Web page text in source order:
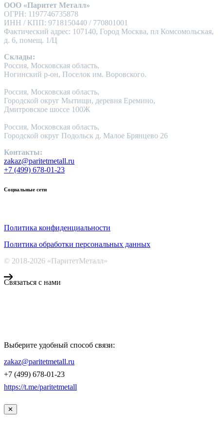
ООО «Паритет Металл»
ОГРН: 1197746735878
ИНН / КПП: 9718150440 / 770801001
Фактический адрес: 107140, Город Москва, пл Комсомольская,
д. 6, помещ. 1/Ц
Склады:
Россия, Московская область,
Ногинский р-он, Поселок им. Воровского.
Россия, Московская область,
Городской округ Мытищи, деревня Еремино,
Дмитровское шоссе 100Ж
Россия, Московская область,
Городской округ Подольск д. Малое Брянцево 26
Контакты:
zakaz@paritetmetall.ru
+7 (499) 678-01-23
Социальные сети
Политика конфиденциальности
Политика обработки персональных данных
© 2018-2026 «ПаритетМеталл»
Связаться с нами
Выберите удобный способ связи:
zakaz@paritetmetall.ru
+7 (499) 678-01-23
https://t.me/paritetmetall
✕